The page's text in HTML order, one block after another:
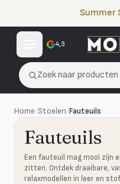
Summer
4,3
Zoek naar producten
Home/Stoelen/Fauteuils
Fauteuils
Een fauteuil mag mooi zijn
zitten. Ontdek draaibare,
relaxmodellen in leer en